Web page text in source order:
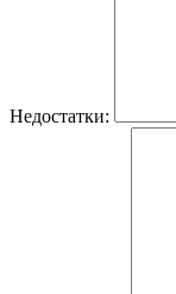
Недостатки: